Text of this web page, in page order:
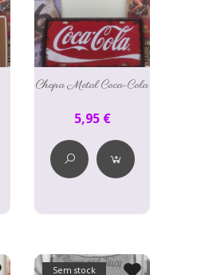
Chapa Metal Coca-Cola
5,95 €
Sem stock